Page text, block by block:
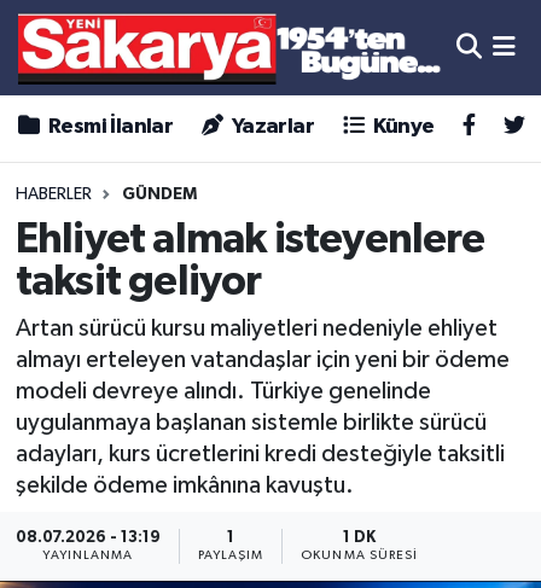
Resmi İlanlar Yazarlar Künye
HABERLER GÜNDEM
Ehliyet almak isteyenlere
taksit geliyor
Artan sürücü kursu maliyetleri nedeniyle ehliyet
almayı erteleyen vatandaşlar için yeni bir ödeme
modeli devreye alındı. Türkiye genelinde
uygulanmaya başlanan sistemle birlikte sürücü
adayları, kurs ücretlerini kredi desteğiyle taksitli
şekilde ödeme imkânına kavuştu.
08.07.2026 - 13:19
YAYINLANMA PAYLAŞIM
1 DK
OKUNMA SÜRESI